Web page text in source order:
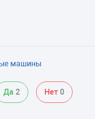
машины
Да 2 Нет 0